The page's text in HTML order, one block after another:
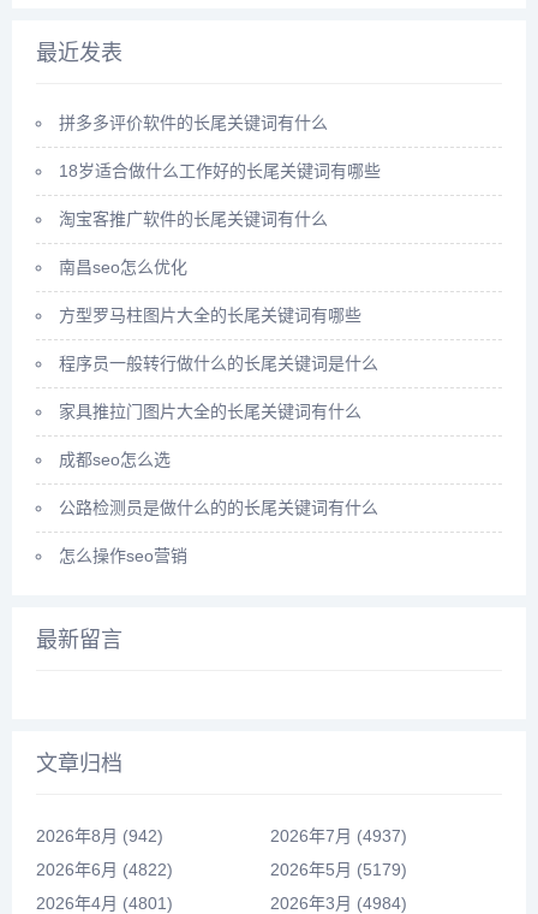
全窍门,珍珠小花卷的做法大...
最近发表
拼多多评价软件的长尾关键词有什么
18岁适合做什么工作好的长尾关键词有哪些
淘宝客推广软件的长尾关键词有什么
南昌seo怎么优化
方型罗马柱图片大全的长尾关键词有哪些
程序员一般转行做什么的长尾关键词是什么
家具推拉门图片大全的长尾关键词有什么
成都seo怎么选
公路检测员是做什么的的长尾关键词有什么
怎么操作seo营销
最新留言
文章归档
2026年8月 (942)
2026年7月 (4937)
2026年6月 (4822)
2026年5月 (5179)
2026年4月 (4801)
2026年3月 (4984)